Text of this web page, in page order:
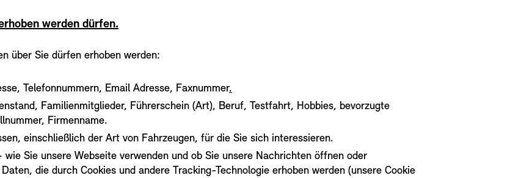
werden dürfen.
über Sie dürfen erhoben werden:
Telefonnummern, Email Adresse, Faxnummer.
Familienmitglieder, Führerschein (Art), Beruf, Testfahrt, Hobbies, bevorzugte
Firmenname.
einschließlich der Art von Fahrzeugen, für die Sie sich interessieren.
Sie unsere Webseite verwenden und ob Sie unsere Nachrichten öffnen oder
die durch Cookies und andere Tracking-Technologie erhoben werden (unsere Cookie